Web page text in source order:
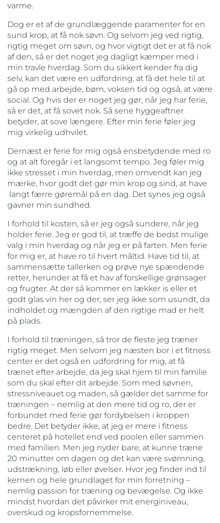
varme.
Dog er et af de grundlæggende paramenter for en
sund krop, at få nok søvn. Og selvom jeg ved rigtig,
rigtig meget om søvn, og hvor vigtigt det er at få nok
af den, så er det noget jeg dagligt kæmper med i
min travle hverdag. Som du sikkert kender fra dig
selv, kan det være en udfordring, at få det hele til at
gå op med arbejde, børn, voksen tid og også, at være
social. Og hvis der er noget jeg gør, når jeg har ferie,
så er det, at få sovet nok. Så sene hyggeaftner
betyder, at sove længere. Efter min ferie føler jeg
mig virkelig udhvilet.
Dernæst er ferie for mig også ensbetydende med ro
og at alt foregår i et langsomt tempo. Jeg føler mig
ikke stresset i min hverdag, men omvendt kan jeg
mærke, hvor godt det gør min krop og sind, at have
langt færre gøremål på en dag. Det synes jeg også
gavner min sundhed.
I forhold til kosten, så er jeg også sundere, når jeg
holder ferie. Jeg er god til, at træffe de bedst mulige
valg i min hverdag og når jeg er på farten. Men ferie
for mig er, at have ro til hvert måltid. Have tid til, at
sammensætte tallerken og prøve nye spændende
retter, herunder at få et hav af forskellige grønsager
og frugter. At der så kommer en lækker is eller et
godt glas vin her og der, ser jeg ikke som usundt, da
indholdet og mængden af den rigtige mad er helt
på plads.
I forhold til træningen, så tror de fleste jeg træner
rigtig meget. Men selvom jeg næsten bor i et fitness
center er det også en udfordring for mig, at få
trænet efter arbejde, da jeg skal hjem til min familie
som du skal efter dit arbejde. Som med søvnen,
stressniveauet og maden, så gælder det samme for
træningen – nemlig at den mere tid og ro, der er
forbundet med ferie gør fordybelsen i kroppen
bedre. Det betyder ikke, at jeg er mere i fitness
centeret på hotellet end ved poolen eller sammen
med familien. Men jeg nyder bare, at kunne træne
20 minutter om dagen og det kan være svømning,
udstrækning, løb eller øvelser. Hvor jeg finder ind til
kernen og hele grundlaget for min forretning –
nemlig passion for træning og bevægelse. Og ikke
mindst hvordan det påvirker mit energiniveau,
overskud og kropsfornemmelse.